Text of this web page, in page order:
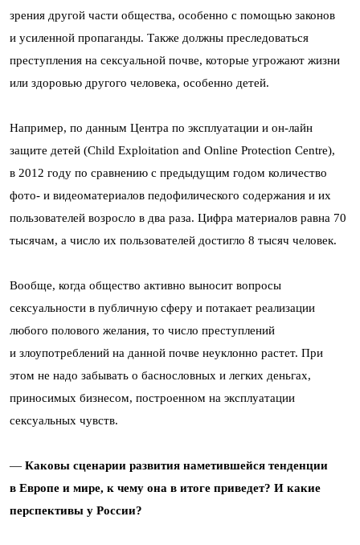
зрения другой части общества, особенно с помощью законов
и усиленной пропаганды. Также должны преследоваться
преступления на сексуальной почве, которые угрожают жизни
или здоровью другого человека, особенно детей.
Например, по данным Центра по эксплуатации и он-лайн
защите детей (Child Exploitation and Online Protection Centre),
в 2012 году по сравнению с предыдущим годом количество
фото- и видеоматериалов педофилического содержания и их
пользователей возросло в два раза. Цифра материалов равна 70
тысячам, а число их пользователей достигло 8 тысяч человек.
Вообще, когда общество активно выносит вопросы
сексуальности в публичную сферу и потакает реализации
любого полового желания, то число преступлений
и злоупотреблений на данной почве неуклонно растет. При
этом не надо забывать о баснословных и легких деньгах,
приносимых бизнесом, построенном на эксплуатации
сексуальных чувств.
— Каковы сценарии развития наметившейся тенденции
в Европе и мире, к чему она в итоге приведет? И какие
перспективы у России?